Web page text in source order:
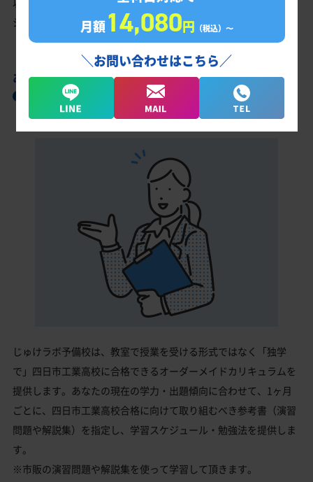
ジュールを明確にします。
あなただけの学習計画だから成果が出る！
四日市工業高校合格に向けた受験対策カリキ
ュラム
じゅけラボ予備校は、教室で授業を受ける形式ではなく「独学
で」四日市工業高校に合格できるオーダーメイドカリキュラムを
提供します。あなたの現在の学力・出題傾向に合わせて、1ヶ月
ごとに、四日市工業高校合格に向けて取り組むべき参考書（演習
問題や解説集）を指定し、学習スケジュール・勉強法を提供しま
す。
※市販の演習問題や解説集を使って学習して頂きます。
月額14,080円 （税込）〜
＼お問い合わせはこちら／